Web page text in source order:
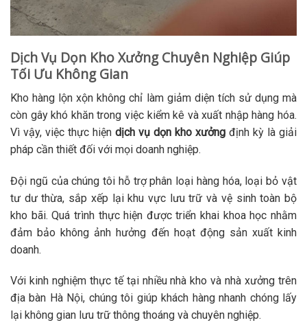
Dịch Vụ Dọn Kho Xưởng Chuyên Nghiệp Giúp
Tối Ưu Không Gian
Kho hàng lộn xộn không chỉ làm giảm diện tích sử dụng mà
còn gây khó khăn trong việc kiểm kê và xuất nhập hàng hóa.
Vì vậy, việc thực hiện dịch vụ dọn kho xưởng định kỳ là giải
pháp cần thiết đối với mọi doanh nghiệp.
Đội ngũ của chúng tôi hỗ trợ phân loại hàng hóa, loại bỏ vật
tư dư thừa, sắp xếp lại khu vực lưu trữ và vệ sinh toàn bộ
kho bãi. Quá trình thực hiện được triển khai khoa học nhằm
đảm bảo không ảnh hưởng đến hoạt động sản xuất kinh
doanh.
Với kinh nghiệm thực tế tại nhiều nhà kho và nhà xưởng trên
địa bàn Hà Nội, chúng tôi giúp khách hàng nhanh chóng lấy
lại không gian lưu trữ thông thoáng và chuyên nghiệp.